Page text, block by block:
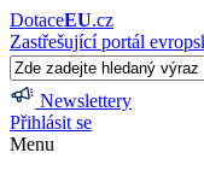
DotaceEU.cz
Zastřešující portál
Newslettery
Přihlásit se
Menu